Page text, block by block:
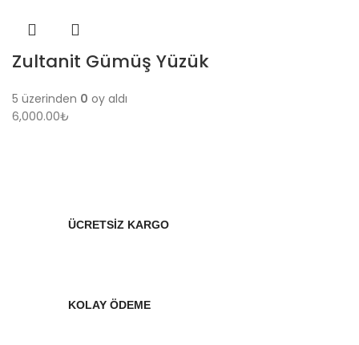
Zultanit Gümüş Yüzük
5 üzerinden 0 oy aldı
6,000.00₺
ÜCRETSİZ KARGO
KOLAY ÖDEME